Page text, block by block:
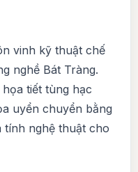
vinh kỹ thuật chế
nghề Bát Tràng.
tiết tùng hạc
uyển chuyển bằng
tính nghệ thuật cho